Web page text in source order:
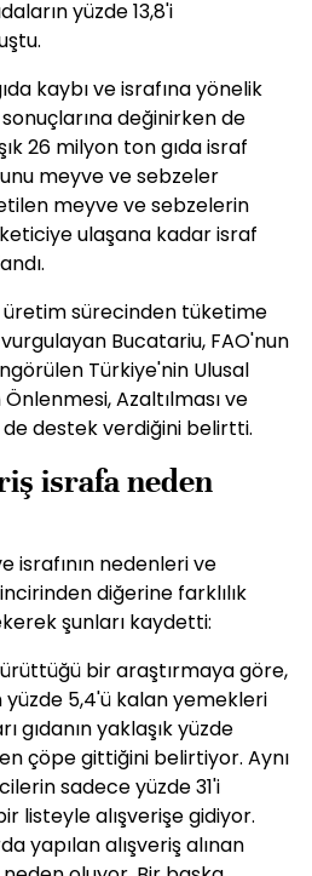
yüzde 13,8'i
kaybı ve israfına yönelik
değinirken de
26 milyon ton gıda israf
meyve ve sebzeler
meyve ve sebzelerin
ulaşana kadar israf
üretim sürecinden tüketime
vurgulayan Bucatariu, FAO'nun
Türkiye'nin Ulusal
Önlenmesi, Azaltılması ve
destek verdiğini belirtti.
israfa neden
israfının nedenleri ve
diğerine farklılık
şunları kaydetti:
bir araştırmaya göre,
5,4'ü kalan yemekleri
gıdanın yaklaşık yüzde
çöpe gittiğini belirtiyor. Aynı
sadece yüzde 31'i
listeyle alışverişe gidiyor.
yapılan alışveriş alınan